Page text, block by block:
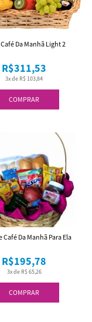
COMPRAR
3x de R$ 103,84
R$311,53
Da Manhã Light 2
COMPRAR
3x de R$ 65,26
R$195,78
Café Da Manhã Para Ela